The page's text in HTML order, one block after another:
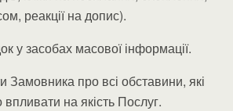
реакції на допис).
у засобах масової інформації.
Замовника про всі обставини, які
на якість Послуг.